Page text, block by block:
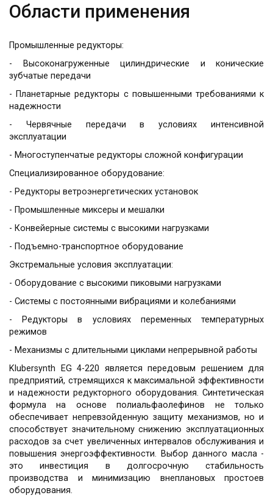
Области применения
Промышленные редукторы:
- Высоконагруженные цилиндрические и конические
зубчатые передачи
- Планетарные редукторы с повышенными требованиями к
надежности
- Червячные передачи в условиях интенсивной
эксплуатации
- Многоступенчатые редукторы сложной конфигурации
Специализированное оборудование:
- Редукторы ветроэнергетических установок
- Промышленные миксеры и мешалки
- Конвейерные системы с высокими нагрузками
- Подъемно-транспортное оборудование
Экстремальные условия эксплуатации:
- Оборудование с высокими пиковыми нагрузками
- Системы с постоянными вибрациями и колебаниями
- Редукторы в условиях переменных температурных
режимов
- Механизмы с длительными циклами непрерывной работы
Klubersynth EG 4-220 является передовым решением для
предприятий, стремящихся к максимальной эффективности
и надежности редукторного оборудования. Синтетическая
формула на основе полиальфаолефинов не только
обеспечивает непревзойденную защиту механизмов, но и
способствует значительному снижению эксплуатационных
расходов за счет увеличенных интервалов обслуживания и
повышения энергоэффективности. Выбор данного масла -
это инвестиция в долгосрочную стабильность
производства и минимизацию внеплановых простоев
оборудования.